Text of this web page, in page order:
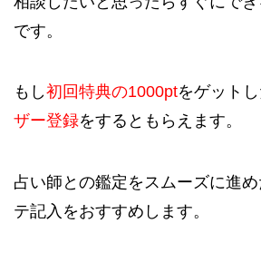
です。
もし初回特典の1000ptをゲットし
ザー登録をするともらえます。
占い師との鑑定をスムーズに進
テ記入をおすすめします。